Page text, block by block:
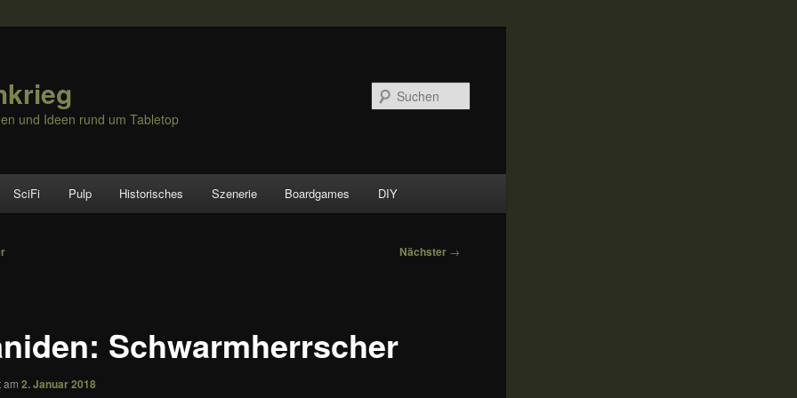
und Ideen rund um Tabletop
SciFi Pulp Historisches Szenerie Boardgames DIY
Nächster →
Schwarmherrscher
am2. Januar 2018